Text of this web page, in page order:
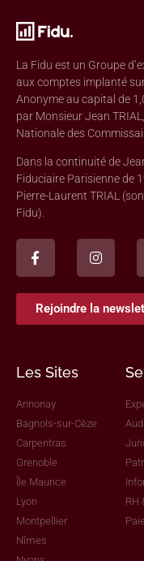
La Fidu est un Groupe
aux comptes implanté
Anonyme au capital de
par Monsieur Jean
Nationale des
Dans la continuité de
Fiduciaire Parisienne de
Pierre-Laurent TRIAL
Fidu).
Rejoindre la
Les Sites
Annonay
Bagnols-sur-Cèze
Carpentras
Grenoble
Île Maurice
Lyon
Montpellier
Nîmes
RH
Paie